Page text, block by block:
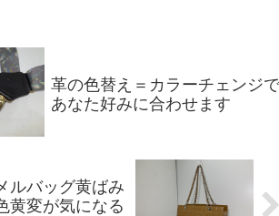
革の色替え＝カラーチェンジで
あなた好みに合わせます
ルバッグ黄ばみ
変が気になる